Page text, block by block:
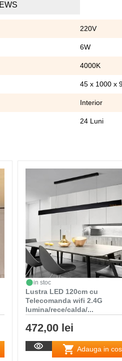
220V
6W
4000K
45 x 1000 x
Interior
24 Luni
in stoc
Lustra LED 120cm cu
Telecomanda wifi 2.4G
lumina/rece/calda/...
472,00 lei
Adauga in cos